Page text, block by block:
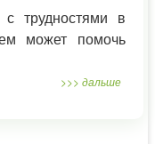
с трудностями в
может помочь
>>> дальше